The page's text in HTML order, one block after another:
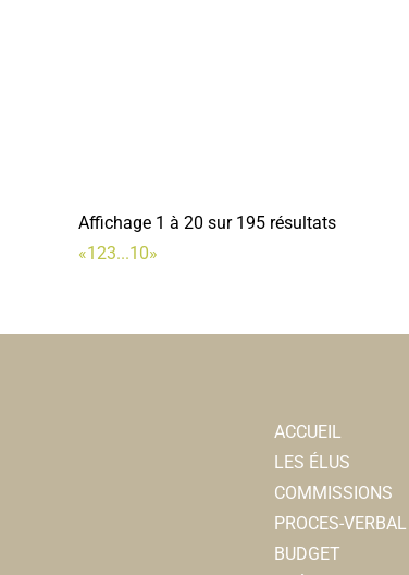
Affichage 1 à 20 sur 195 résultats
«123...10»
ACCUEIL
LES ÉLUS
COMMISSIONS
PROCES-
BUDGET